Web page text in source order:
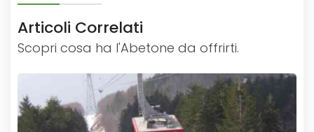
Articoli Correlati
Scopri cosa ha l'Abetone da offrirti.